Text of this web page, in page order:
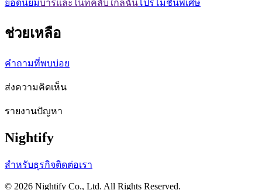
ยอดนิยมบาร์และไนท์คลับใกล้ฉันโปรโมชั่นพิเศษ
ช่วยเหลือ
คำถามที่พบบ่อย
ส่งความคิดเห็น
รายงานปัญหา
Nightify
สำหรับธุรกิจติดต่อเรา
© 2026 Nightify Co., Ltd. All Rights Reserved.